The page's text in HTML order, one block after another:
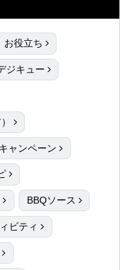
お役立ち
ジキュー
ャンペーン
BBQソース
ビティ